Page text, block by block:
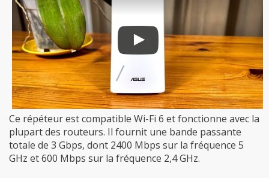
Ce répéteur est compatible Wi-Fi 6 et fonctionne avec la
plupart des routeurs. Il fournit une bande passante
totale de 3 Gbps, dont 2400 Mbps sur la fréquence 5
GHz et 600 Mbps sur la fréquence 2,4 GHz.